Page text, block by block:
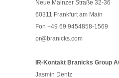
Neue Mainzer Straße 32-36
60311 Frankfurt am Main
Fon +49 69 9454858-1569
pr@branicks.com
IR-Kontakt Branicks Group
Jasmin Dentz